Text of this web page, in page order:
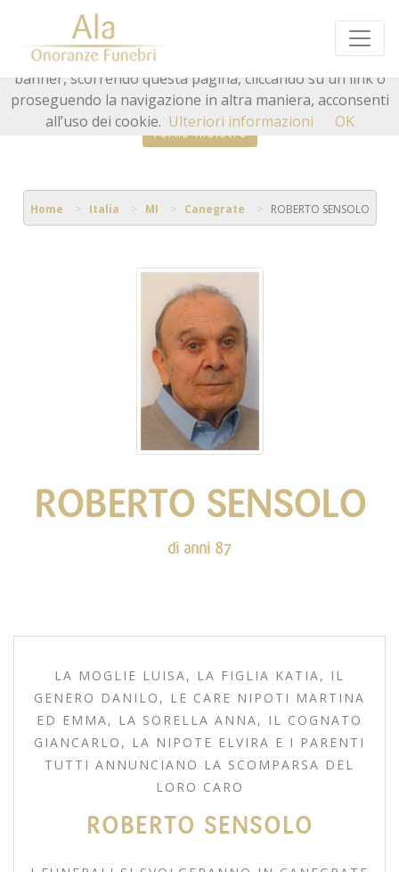
Torna indietro
Home Italia MI Canegrate ROBERTO SENSOLO
ROBERTO SENSOLO
di anni 87
LA MOGLIE LUISA, LA FIGLIA KATIA, IL
GENERO DANILO, LE CARE NIPOTI MARTINA
ED EMMA, LA SORELLA ANNA, IL COGNATO
GIANCARLO, LA NIPOTE ELVIRA E I PARENTI
TUTTI ANNUNCIANO LA SCOMPARSA DEL
LORO CARO
ROBERTO SENSOLO
Questo sito o gli strumenti terzi da questo utilizzati si
avvalgono di cookie necessari al funzionamento ed utili
alle finalità illustrate nella cookie policy. Chiudendo questo
banner, scorrendo questa pagina, cliccando su un link o
proseguendo la navigazione in altra maniera, acconsenti
all’uso dei cookie. Ulteriori informazioni OK